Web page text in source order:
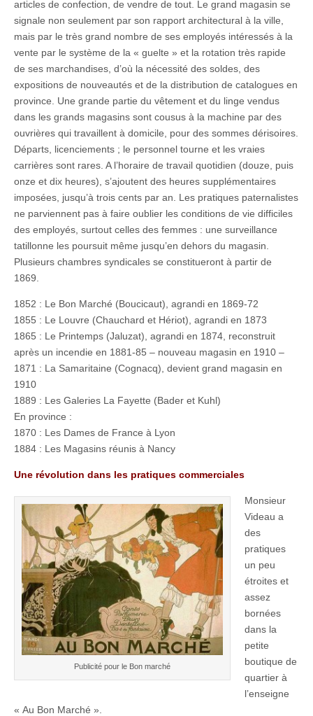
articles de confection, de vendre de tout. Le grand magasin se
signale non seulement par son rapport architectural à la ville,
mais par le très grand nombre de ses employés intéressés à la
vente par le système de la « guelte » et la rotation très rapide
de ses marchandises, d’où la nécessité des soldes, des
expositions de nouveautés et de la distribution de catalogues en
province. Une grande partie du vêtement et du linge vendus
dans les grands magasins sont cousus à la machine par des
ouvrières qui travaillent à domicile, pour des sommes dérisoires.
Départs, licenciements ; le personnel tourne et les vraies
carrières sont rares. A l’horaire de travail quotidien (douze, puis
onze et dix heures), s’ajoutent des heures supplémentaires
imposées, jusqu’à trois cents par an. Les pratiques paternalistes
ne parviennent pas à faire oublier les conditions de vie difficiles
des employés, surtout celles des femmes : une surveillance
tatillonne les poursuit même jusqu’en dehors du magasin.
Plusieurs chambres syndicales se constitueront à partir de
1869.
1852 : Le Bon Marché (Boucicaut), agrandi en 1869-72
1855 : Le Louvre (Chauchard et Hériot), agrandi en 1873
1865 : Le Printemps (Jaluzat), agrandi en 1874, reconstruit
après un incendie en 1881-85 – nouveau magasin en 1910 –
1871 : La Samaritaine (Cognacq), devient grand magasin en
1910
1889 : Les Galeries La Fayette (Bader et Kuhl)
En province :
1870 : Les Dames de France à Lyon
1884 : Les Magasins réunis à Nancy
Une révolution dans les pratiques commerciales
Publicité pour le Bon marché
Monsieur
Videau a
des
pratiques
un peu
étroites et
assez
bornées
dans la
petite
boutique de
quartier à
l’enseigne
« Au Bon Marché ».